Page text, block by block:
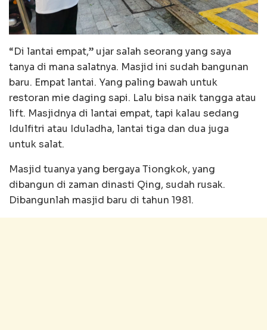
“Di lantai empat,” ujar salah seorang yang saya
tanya di mana salatnya. Masjid ini sudah bangunan
baru. Empat lantai. Yang paling bawah untuk
restoran mie daging sapi. Lalu bisa naik tangga atau
lift. Masjidnya di lantai empat, tapi kalau sedang
Idulfitri atau Iduladha, lantai tiga dan dua juga
untuk salat.
Masjid tuanya yang bergaya Tiongkok, yang
dibangun di zaman dinasti Qing, sudah rusak.
Dibangunlah masjid baru di tahun 1981.